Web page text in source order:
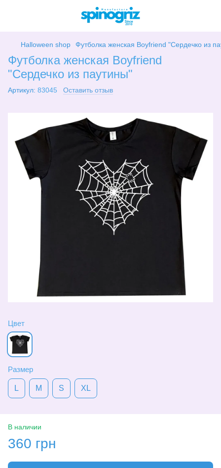
Halloween shop Футболка женская Boyfriend "Сердечко из
Футболка женская Boyfriend
"Сердечко из паутины"
Артикул: 83045 Оставить отзыв
Цвет
Размер
L M S XL
В наличии
360 грн